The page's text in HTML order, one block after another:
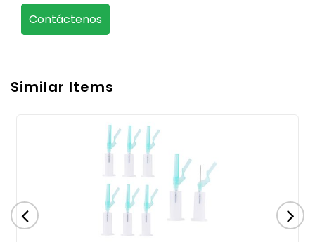
Contáctenos
Similar Items